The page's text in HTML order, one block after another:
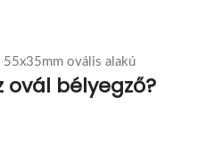
55x35mm ovális alakú
ovál bélyegző?